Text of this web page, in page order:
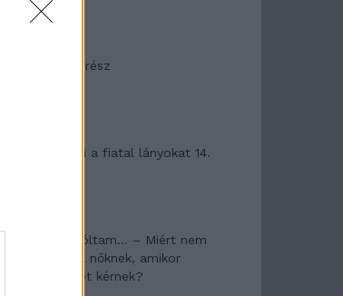
Minka 11. rész
T. szereti a fiatal lányokat 14.
Pedig szóltam… – Miért nem
hiszünk a nőknek, amikor
segítséget kérnek?